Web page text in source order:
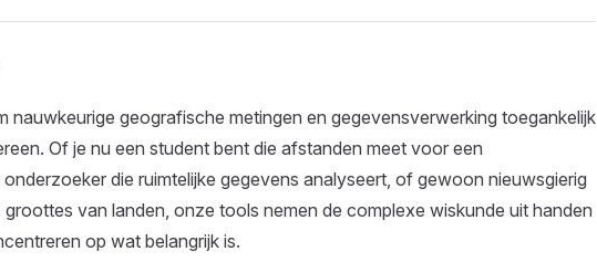
nauwkeurige geografische metingen en gegevensverwerking toegankelijk
Of je nu een student bent die afstanden meet voor een
die ruimtelijke gegevens analyseert, of gewoon nieuwsgierig
van landen, onze tools nemen de complexe wiskunde uit handen
op wat belangrijk is.